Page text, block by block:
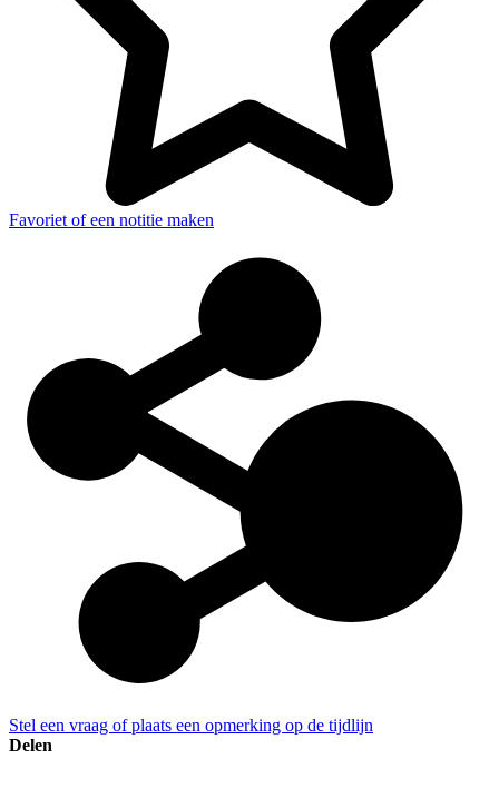
Favoriet of een notitie maken
Stel een vraag of plaats een opmerking op de tijdlijn
Delen